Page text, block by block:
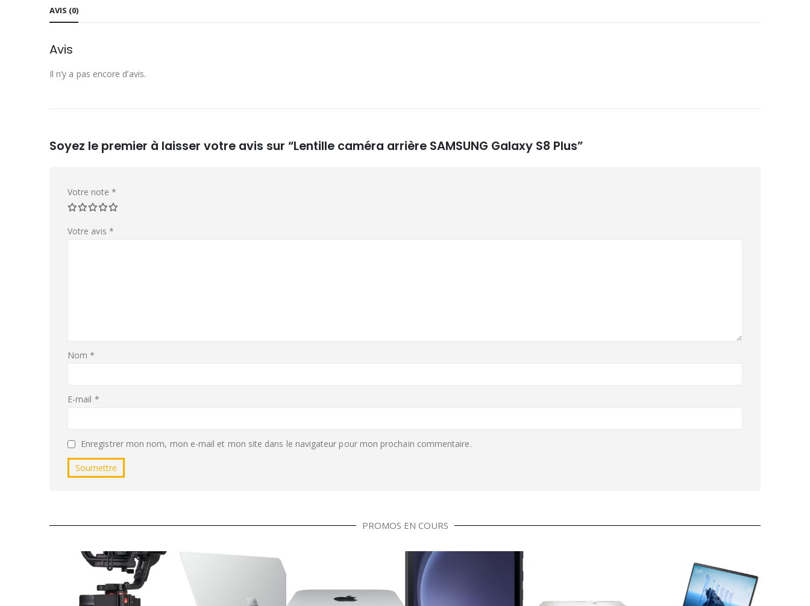
AVIS (0)
Avis
Il n’y a pas encore d’avis.
Soyez le premier à laisser votre avis sur “Lentille caméra arrière SAMSUNG Galaxy S8 Plus”
Votre note *
Votre avis *
Nom*
E-mail *
Enregistrer mon nom, mon e-mail et mon site dans le navigateur pour mon prochain commentaire.
PROMOS EN COURS